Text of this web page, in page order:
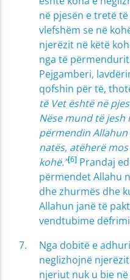
në pjesën e tretë
vlefshëm se në
njerëzit në këtë
nga të
Pejgamberi,
qofshin për të,
të Vet është në
Nëse mund të jesh
përmendin
natës, atëherë
kohë.”[6] Prandaj
përmendet Allahu
dhe zhurmës dhe
Allahun janë të
vendtubime
Nga dobitë e
neglizhojnë
njeriut nuk u bie